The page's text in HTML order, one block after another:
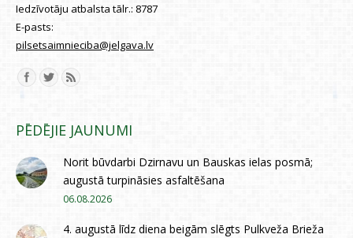
Iedzīvotāju atbalsta tālr.: 8787
E-pasts:
pilsetsaimnieciba@jelgava.lv
Find us on:
PĒDĒJIE JAUNUMI
Norit būvdarbi Dzirnavu un Bauskas ielas posmā;
augustā turpināsies asfaltēšana
06.08.2026
4. augustā līdz diena beigām slēgts Pulkveža Brieža